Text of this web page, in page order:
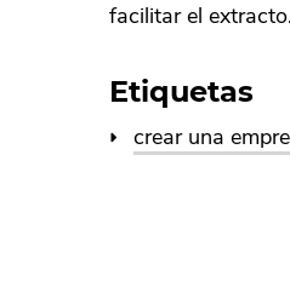
facilitar el extracto.
Etiquetas
crear una